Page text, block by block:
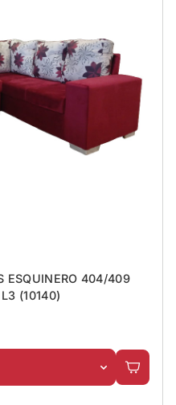
ESQUINERO 404/409
L3 (10140)